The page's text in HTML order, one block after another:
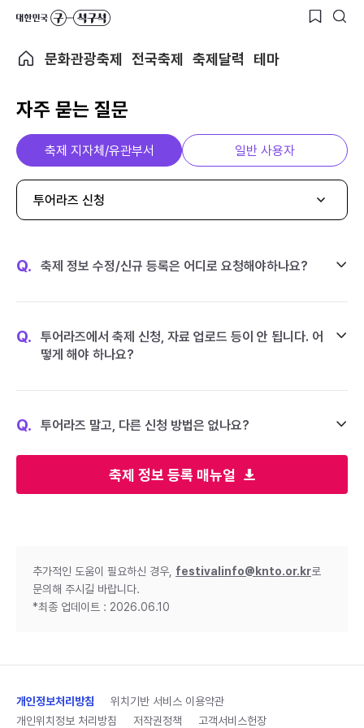
문화관광축제 전국축제 축제달력 테마
자주 묻는 질문
축제 정보 등록 매뉴얼
축제 지자체/유관부서 일반 사용자
투어라즈 신청
Q. 축제 정보 수정/신규 등록은 어디로 요청해야하나요?
Q.
투어라즈에서 축제 신청, 자료 업로드 등이 안 됩니다. 어
떻게 해야 하나요?
Q. 투어라즈 말고, 다른 신청 방법은 없나요?
추가적인 도움이 필요하신 경우, festivalinfo@knto.or.kr로
문의해 주시길 바랍니다.
*최종 업데이트 : 2026.06.10
개인정보처리방침
위치기반 서비스 이용약관
개인위치정보 처리방침
저작권정책 고객서비스헌장